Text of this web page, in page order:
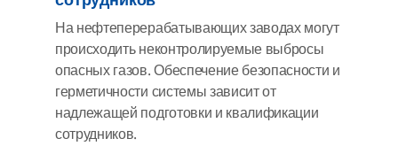
На нефтеперерабатывающих заводах могут
происходить неконтролируемые выбросы
опасных газов. Обеспечение безопасности и
герметичности системы зависит от
надлежащей подготовки и квалификации
сотрудников.